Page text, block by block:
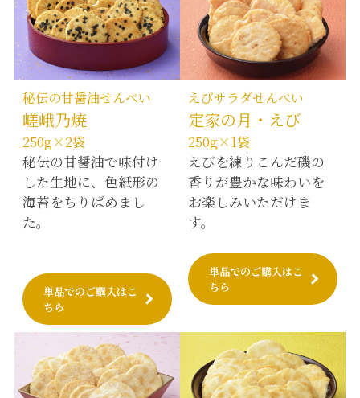
秘伝の甘醤油せんべい
嵯峨乃焼
250g×2袋
秘伝の甘醤油で味付け
した生地に、色紙形の
海苔をちりばめまし
た。
単品でのご購入はこ
ちら
えびサラダせんべい
定家の月・えび
250g×1袋
えびを練りこんだ磯の
香りが豊かな味わいを
お楽しみいただけま
す。
単品でのご購入はこ
ちら